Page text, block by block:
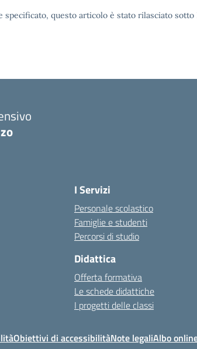
specificato, questo articolo è stato rilasciato
I Servizi
Personale scolastico
Famiglie e studenti
Percorsi di studio
Didattica
Offerta formativa
Le schede didattiche
I progetti delle classi
Obiettivi di accessibilitàNote legaliAlbo